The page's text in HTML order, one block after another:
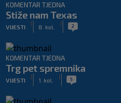
KOMENTAR TJEDNA
Stiže nam Texas
VIJESTI
|
8. kol.
| 2
KOMENTAR TJEDNA
Trg pet spremnika
VIJESTI
|
1. kol.
| 5